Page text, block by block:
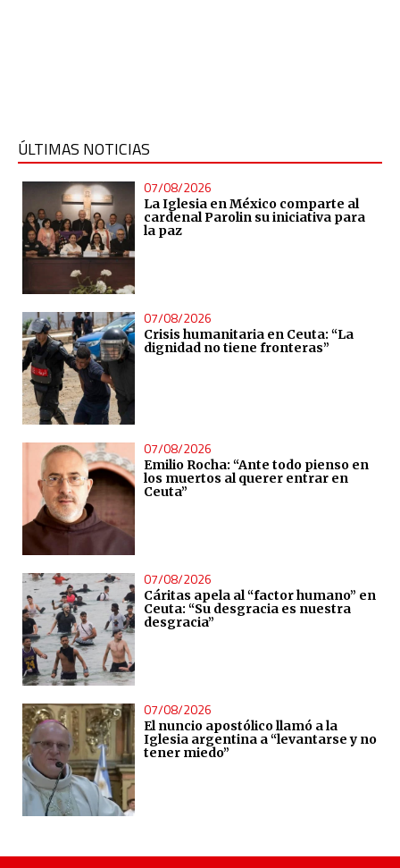
ÚLTIMAS NOTICIAS
07/08/2026
La Iglesia en México comparte al
cardenal Parolin su iniciativa para
la paz
07/08/2026
Crisis humanitaria en Ceuta: “La
dignidad no tiene fronteras”
07/08/2026
Emilio Rocha: “Ante todo pienso en
los muertos al querer entrar en
Ceuta”
07/08/2026
Cáritas apela al “factor humano” en
Ceuta: “Su desgracia es nuestra
desgracia”
07/08/2026
El nuncio apostólico llamó a la
Iglesia argentina a “levantarse y no
tener miedo”